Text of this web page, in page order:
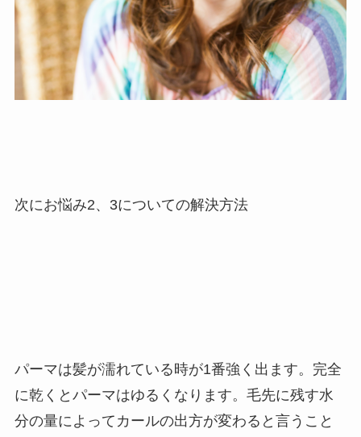
次にお悩み2、3についての解決方法
パーマは髪が濡れている時が1番強く出ます。完全
に乾くとパーマはゆるくなります。毛先に残す水
分の量によってカールの出方が変わると言うこと